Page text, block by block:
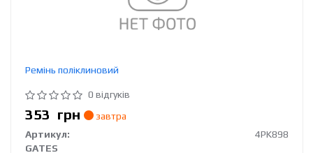
Ремінь поліклиновий
0 відгуків
353 грн
завтра
Артикул:
4PK898
GATES